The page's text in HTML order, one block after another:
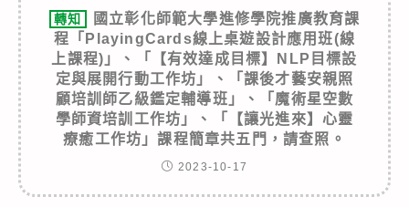
轉知
國立彰化師範大學進修學院推廣教育課
程「PlayingCards線上桌遊設計應用班(線
上課程)」、「【有效達成目標】NLP目標設
定與展開行動工作坊」、「課後才藝安親照
顧培訓師乙級鑑定輔導班」、「魔術星空數
學師資培訓工作坊」、「【讓光進來】心靈
療癒工作坊」課程簡章共五門，請查照。
2023-10-17